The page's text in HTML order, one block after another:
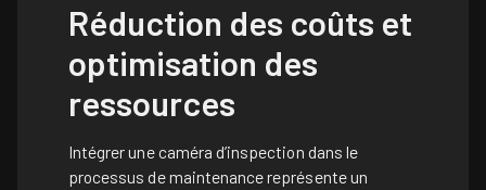
Réduction des coûts et
optimisation des
ressources
Intégrer une caméra d’inspection dans le
processus de maintenance représente un